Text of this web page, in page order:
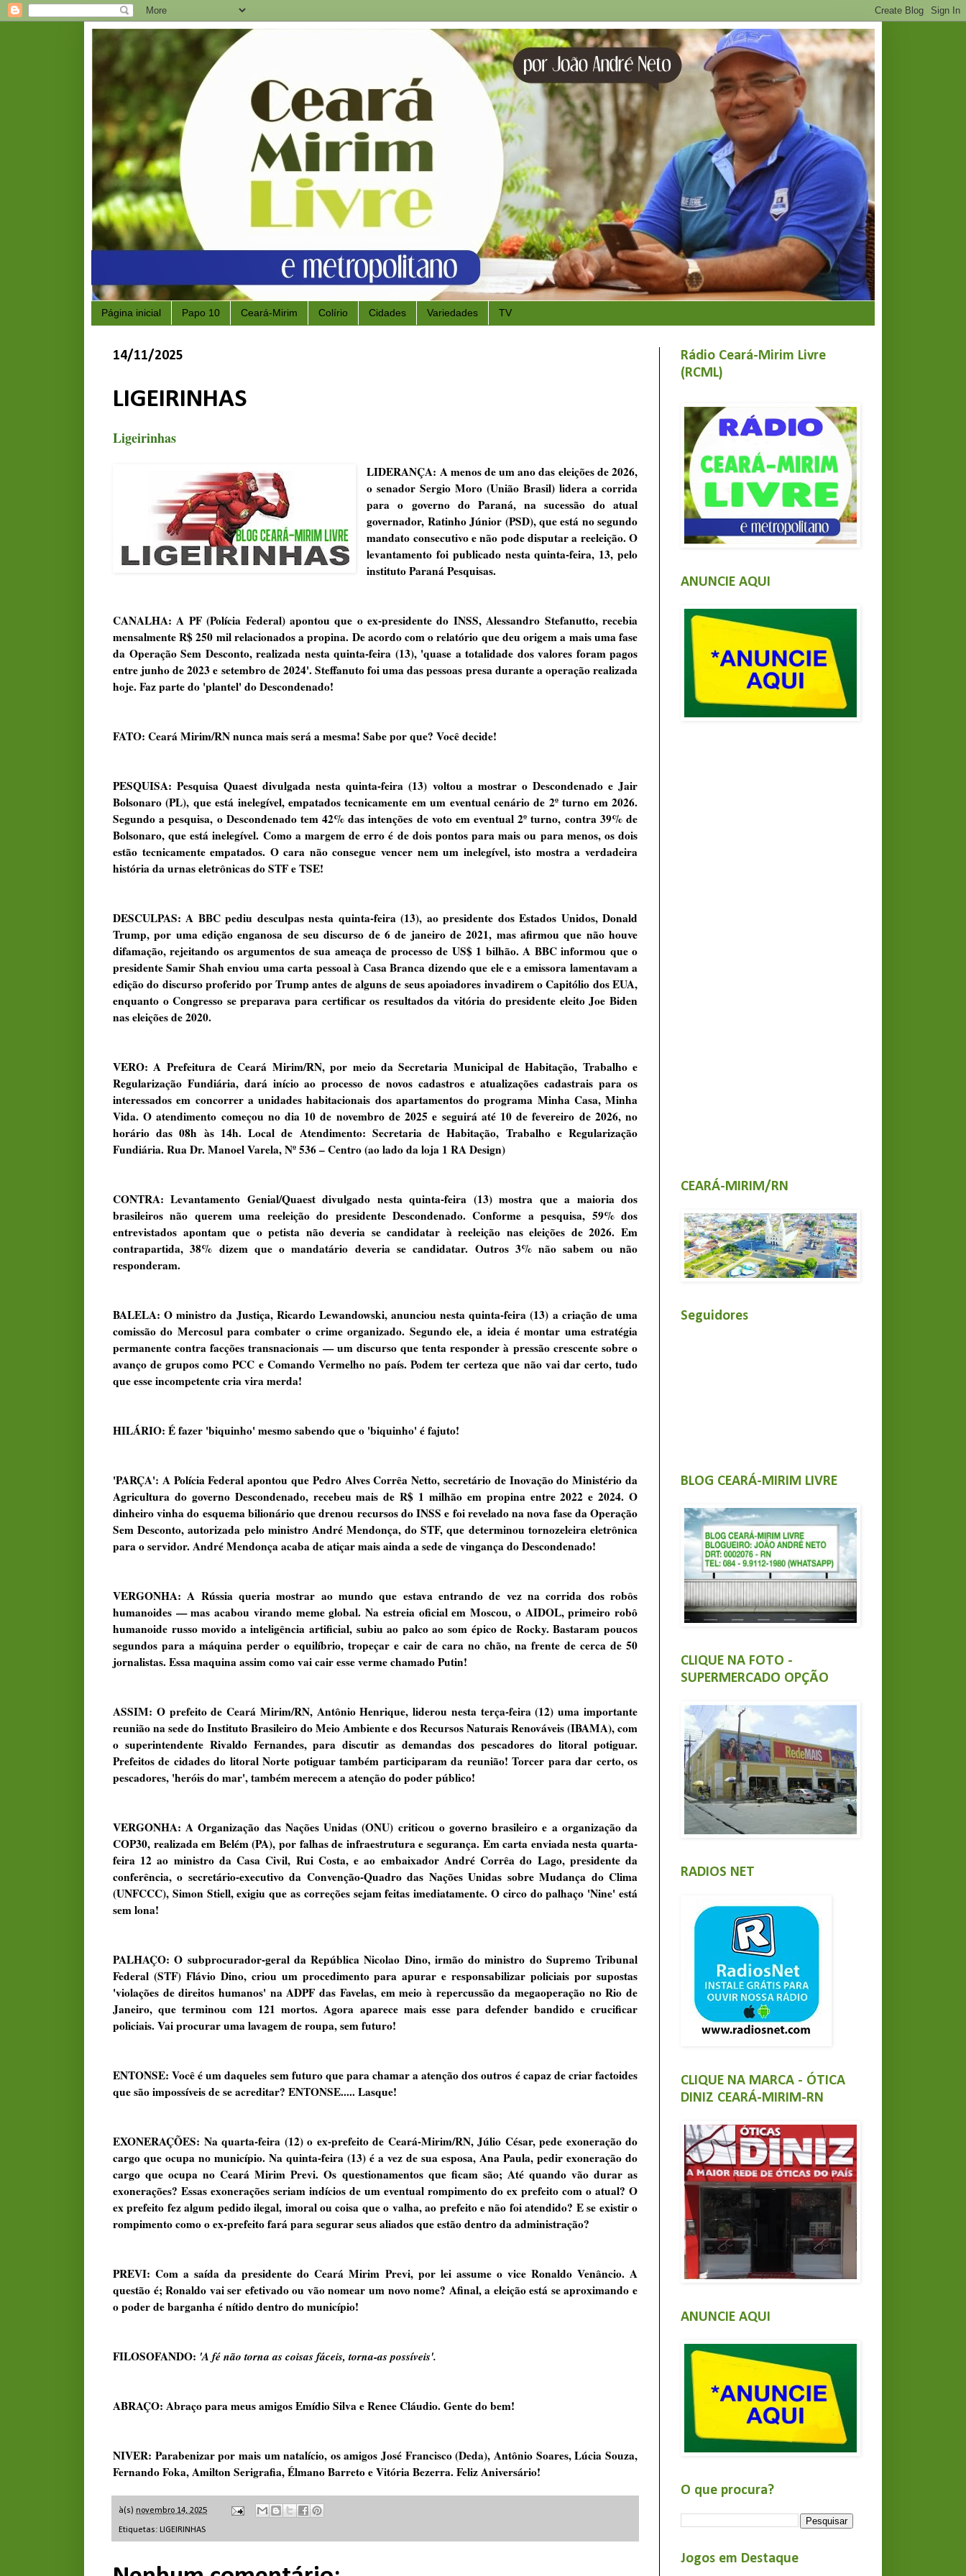
Página inicial Papo 10 Ceará-Mirim Colírio Cidades Variedades TV
14/11/2025
LIGEIRINHAS
Ligeirinhas
LIDERANÇA: A menos de um ano das eleições de 2026,
o senador Sergio Moro (União Brasil) lidera a corrida
para o governo do Paraná, na sucessão do atual
governador, Ratinho Júnior (PSD), que está no segundo
mandato consecutivo e não pode disputar a reeleição. O
levantamento foi publicado nesta quinta-feira, 13, pelo
instituto Paraná Pesquisas.
CANALHA: A PF (Polícia Federal) apontou que o ex-presidente do INSS, Alessandro Stefanutto, recebia
mensalmente R$ 250 mil relacionados a propina. De acordo com o relatório que deu origem a mais uma fase
da Operação Sem Desconto, realizada nesta quinta-feira (13), 'quase a totalidade dos valores foram pagos
entre junho de 2023 e setembro de 2024'. Steffanuto foi uma das pessoas presa durante a operação realizada
hoje. Faz parte do 'plantel' do Descondenado!
FATO: Ceará Mirim/RN nunca mais será a mesma! Sabe por que? Você decide!
PESQUISA: Pesquisa Quaest divulgada nesta quinta-feira (13) voltou a mostrar o Descondenado e Jair
Bolsonaro (PL), que está inelegível, empatados tecnicamente em um eventual cenário de 2º turno em 2026.
Segundo a pesquisa, o Descondenado tem 42% das intenções de voto em eventual 2º turno, contra 39% de
Bolsonaro, que está inelegível. Como a margem de erro é de dois pontos para mais ou para menos, os dois
estão tecnicamente empatados. O cara não consegue vencer nem um inelegível, isto mostra a verdadeira
história da urnas eletrônicas do STF e TSE!
DESCULPAS: A BBC pediu desculpas nesta quinta-feira (13), ao presidente dos Estados Unidos, Donald
Trump, por uma edição enganosa de seu discurso de 6 de janeiro de 2021, mas afirmou que não houve
difamação, rejeitando os argumentos de sua ameaça de processo de US$ 1 bilhão. A BBC informou que o
presidente Samir Shah enviou uma carta pessoal à Casa Branca dizendo que ele e a emissora lamentavam a
edição do discurso proferido por Trump antes de alguns de seus apoiadores invadirem o Capitólio dos EUA,
enquanto o Congresso se preparava para certificar os resultados da vitória do presidente eleito Joe Biden
nas eleições de 2020.
VERO: A Prefeitura de Ceará Mirim/RN, por meio da Secretaria Municipal de Habitação, Trabalho e
Regularização Fundiária, dará início ao processo de novos cadastros e atualizações cadastrais para os
interessados em concorrer a unidades habitacionais dos apartamentos do programa Minha Casa, Minha
Vida. O atendimento começou no dia 10 de novembro de 2025 e seguirá até 10 de fevereiro de 2026, no
horário das 08h às 14h. Local de Atendimento: Secretaria de Habitação, Trabalho e Regularização
Fundiária. Rua Dr. Manoel Varela, Nº 536 – Centro (ao lado da loja 1 RA Design)
CONTRA: Levantamento Genial/Quaest divulgado nesta quinta-feira (13) mostra que a maioria dos
brasileiros não querem uma reeleição do presidente Descondenado. Conforme a pesquisa, 59% dos
entrevistados apontam que o petista não deveria se candidatar à reeleição nas eleições de 2026. Em
contrapartida, 38% dizem que o mandatário deveria se candidatar. Outros 3% não sabem ou não
responderam.
BALELA: O ministro da Justiça, Ricardo Lewandowski, anunciou nesta quinta-feira (13) a criação de uma
comissão do Mercosul para combater o crime organizado. Segundo ele, a ideia é montar uma estratégia
permanente contra facções transnacionais — um discurso que tenta responder à pressão crescente sobre o
avanço de grupos como PCC e Comando Vermelho no país. Podem ter certeza que não vai dar certo, tudo
que esse incompetente cria vira merda!
HILÁRIO: É fazer 'biquinho' mesmo sabendo que o 'biquinho' é fajuto!
'PARÇA': A Polícia Federal apontou que Pedro Alves Corrêa Netto, secretário de Inovação do Ministério da
Agricultura do governo Descondenado, recebeu mais de R$ 1 milhão em propina entre 2022 e 2024. O
dinheiro vinha do esquema bilionário que drenou recursos do INSS e foi revelado na nova fase da Operação
Sem Desconto, autorizada pelo ministro André Mendonça, do STF, que determinou tornozeleira eletrônica
para o servidor. André Mendonça acaba de atiçar mais ainda a sede de vingança do Descondenado!
VERGONHA: A Rússia queria mostrar ao mundo que estava entrando de vez na corrida dos robôs
humanoides — mas acabou virando meme global. Na estreia oficial em Moscou, o AIDOL, primeiro robô
humanoide russo movido a inteligência artificial, subiu ao palco ao som épico de Rocky. Bastaram poucos
segundos para a máquina perder o equilíbrio, tropeçar e cair de cara no chão, na frente de cerca de 50
jornalistas. Essa maquina assim como vai cair esse verme chamado Putin!
ASSIM: O prefeito de Ceará Mirim/RN, Antônio Henrique, liderou nesta terça-feira (12) uma importante
reunião na sede do Instituto Brasileiro do Meio Ambiente e dos Recursos Naturais Renováveis (IBAMA), com
o superintendente Rivaldo Fernandes, para discutir as demandas dos pescadores do litoral potiguar.
Prefeitos de cidades do litoral Norte potiguar também participaram da reunião! Torcer para dar certo, os
pescadores, 'heróis do mar', também merecem a atenção do poder público!
VERGONHA: A Organização das Nações Unidas (ONU) criticou o governo brasileiro e a organização da
COP30, realizada em Belém (PA), por falhas de infraestrutura e segurança. Em carta enviada nesta quarta-
feira 12 ao ministro da Casa Civil, Rui Costa, e ao embaixador André Corrêa do Lago, presidente da
conferência, o secretário-executivo da Convenção-Quadro das Nações Unidas sobre Mudança do Clima
(UNFCCC), Simon Stiell, exigiu que as correções sejam feitas imediatamente. O circo do palhaço 'Nine' está
sem lona!
PALHAÇO: O subprocurador-geral da República Nicolao Dino, irmão do ministro do Supremo Tribunal
Federal (STF) Flávio Dino, criou um procedimento para apurar e responsabilizar policiais por supostas
'violações de direitos humanos' na ADPF das Favelas, em meio à repercussão da megaoperação no Rio de
Janeiro, que terminou com 121 mortos. Agora aparece mais esse para defender bandido e crucificar
policiais. Vai procurar uma lavagem de roupa, sem futuro!
ENTONSE: Você é um daqueles sem futuro que para chamar a atenção dos outros é capaz de criar factoides
que são impossíveis de se acreditar? ENTONSE..... Lasque!
EXONERAÇÕES: Na quarta-feira (12) o ex-prefeito de Ceará-Mirim/RN, Júlio César, pede exoneração do
cargo que ocupa no município. Na quinta-feira (13) é a vez de sua esposa, Ana Paula, pedir exoneração do
cargo que ocupa no Ceará Mirim Previ. Os questionamentos que ficam são; Até quando vão durar as
exonerações? Essas exonerações seriam indícios de um eventual rompimento do ex prefeito com o atual? O
ex prefeito fez algum pedido ilegal, imoral ou coisa que o valha, ao prefeito e não foi atendido? E se existir o
rompimento como o ex-prefeito fará para segurar seus aliados que estão dentro da administração?
PREVI: Com a saída da presidente do Ceará Mirim Previ, por lei assume o vice Ronaldo Venâncio. A
questão é; Ronaldo vai ser efetivado ou vão nomear um novo nome? Afinal, a eleição está se aproximando e
o poder de barganha é nítido dentro do município!
FILOSOFANDO: 'A fé não torna as coisas fáceis, torna-as possíveis'.
ABRAÇO: Abraço para meus amigos Emídio Silva e Renee Cláudio. Gente do bem!
NIVER: Parabenizar por mais um natalício, os amigos José Francisco (Deda), Antônio Soares, Lúcia Souza,
Fernando Foka, Amilton Serigrafia, Élmano Barreto e Vitória Bezerra. Feliz Aniversário!
à(s) novembro 14, 2025
Etiquetas: LIGEIRINHAS
Rádio Ceará-Mirim Livre
(RCML)
ANUNCIE AQUI
CEARÁ-MIRIM/RN
Seguidores
BLOG CEARÁ-MIRIM LIVRE
CLIQUE NA FOTO -
SUPERMERCADO OPÇÃO
RADIOS NET
CLIQUE NA MARCA - ÓTICA
DINIZ CEARÁ-MIRIM-RN
ANUNCIE AQUI
O que procura?
Jogos em Destaque